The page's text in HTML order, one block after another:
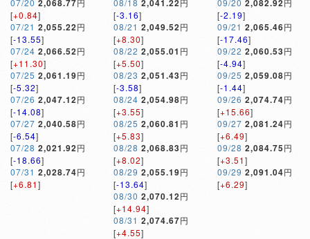
07/20 2,068.77円
[+0.84]
07/21 2,055.22円
[-13.55]
07/24 2,066.52円
[+11.30]
07/25 2,061.19円
[-5.32]
07/26 2,047.12円
[-14.08]
07/27 2,040.58円
[-6.54]
07/28 2,021.92円
[-18.66]
07/31 2,028.74円
[+6.81]
08/18 2,041.22円
[-3.16]
08/21 2,049.52円
[+8.30]
08/22 2,055.01 円
[+5.50]
08/23 2,051.43円
[-3.58]
08/24 2,054.98円
[+3.55]
08/25 2,060.81 円
[+5.83]
08/28 2,068.83円
[+8.02]
08/29 2,055.19円
[-13.64]
08/30 2,070.12円
[+14.94]
08/31 2,074.67円
[+4.55]
09/20 2,082.92円
[-2.19]
09/21 2,065.46円
[-17.46]
09/22 2,060.53円
[-4.94]
09/25 2,059.08円
[-1.44]
09/26 2,074.74円
[+15.66]
09/27 2,081.24円
[+6.49]
09/28 2,084.75円
[+3.51]
09/29 2,091.04円
[+6.29]